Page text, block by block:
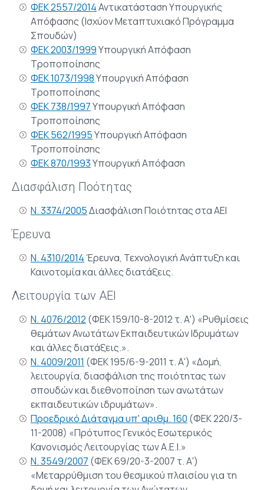
ΦΕΚ 2557/2014Αντικατάσταση Υπουργικής
Απόφασης (Ισχύον Μεταπτυχιακό Πρόγραμμα
Σπουδών)
ΦΕΚ 2003/1999Υπουργική Απόφαση
Τροποποίησης
ΦΕΚ 1073/1998Υπουργική Απόφαση
Τροποποίησης
ΦΕΚ 738/1997Υπουργική Απόφαση
Τροποποίησης
ΦΕΚ 562/1995Υπουργική Απόφαση
Τροποποίησης
ΦΕΚ 870/1993Υπουργική Απόφαση
Διασφάλιση Ποότητας
Ν. 3374/2005Διασφάλιση Ποιότητας στα ΑΕΙ
Έρευνα
Ν. 4310/2014 Έρευνα, Τεχνολογική Ανάπτυξη και
Καινοτομία και άλλες διατάξεις.
Λειτουργία των ΑΕΙ
Ν. 4076/2012 (ΦΕΚ 159/10-8-2012 τ. Α') «Ρυθμίσεις
θεμάτων Ανωτάτων Εκπαιδευτικών Ιδρυμάτων
και άλλες διατάξεις.».
Ν. 4009/2011 (ΦΕΚ 195/6-9-2011 τ. Α') «Δομή,
λειτουργία, διασφάλιση της ποιότητας των
σπουδών και διεθνοποίηση των ανωτάτων
εκπαιδευτικών ιδρυμάτων».
Προεδρικό Διάταγμα υπ' αριθμ. 160 (ΦΕΚ 220/3-
11-2008) «Πρότυπος Γενικός Εσωτερικός
Κανονισμός Λειτουργίας των Α.Ε.Ι.»
Ν. 3549/2007 (ΦΕΚ 69/20-3-2007 τ. Α')
«Μεταρρύθμιση του θεσμικού πλαισίου για τη